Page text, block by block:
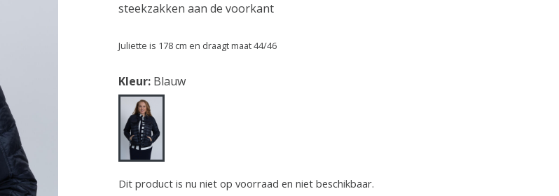
steekzakken aan de voorkant
Juliette is 178 cm en draagt maat 44/46
Kleur: Blauw
Dit product is nu niet op voorraad en niet beschikbaar.